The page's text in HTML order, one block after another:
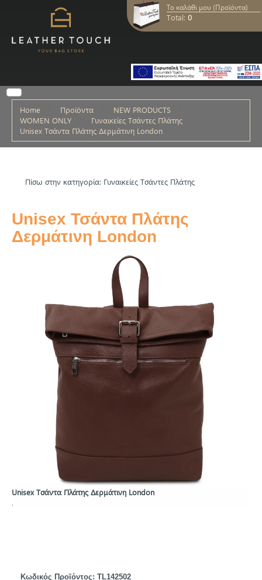
Το καλάθι μου (Προϊόντα)
Total: 0
Home Προϊόντα
NEW PRODUCTS
WOMEN ONLY
Γυναικείες Τσάντες Πλάτης
Unisex Τσάντα Πλάτης Δερμάτινη London
Πίσω στην κατηγορία: Γυναικείες Τσάντες Πλάτης
Unisex Τσάντα Πλάτης
Δερμάτινη London
Unisex Τσάντα Πλάτης Δερμάτινη London
.
Κωδικός Προϊόντος: TL142502